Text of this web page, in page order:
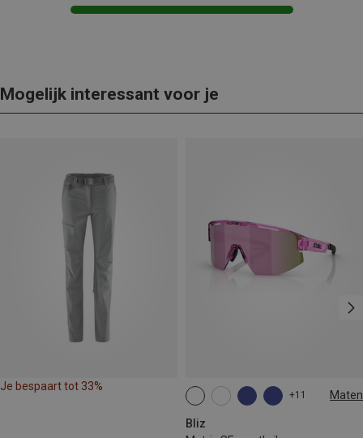
Mogelijk interessant voor je
Je bespaart tot 33%
+11 Maten
Bliz
ONE SIZE